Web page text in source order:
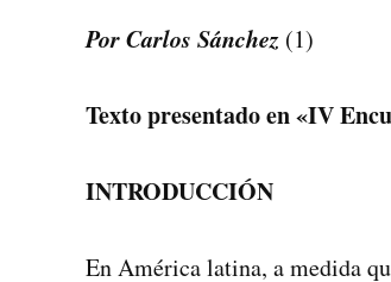
Por Carlos Sánchez (1)
Texto presentado en «IV
INTRODUCCIÓN
En América latina, a medida